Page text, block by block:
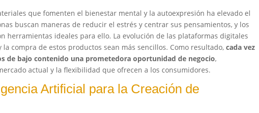
que fomenten el bienestar mental y la autoexpresión ha elevado el
buscan maneras de reducir el estrés y centrar sus pensamientos, y los
herramientas ideales para ello. La evolución de las plataformas digitales
compra de estos productos sean más sencillos. Como resultado, cada vez
de bajo contenido una prometedora oportunidad de negocio,
actual y la flexibilidad que ofrecen a los consumidores.
Artificial para la Creación de